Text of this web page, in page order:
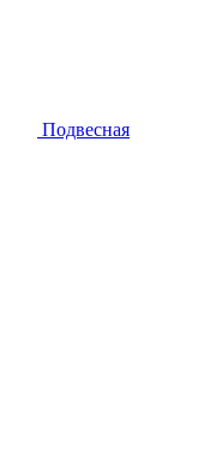
Подвесная